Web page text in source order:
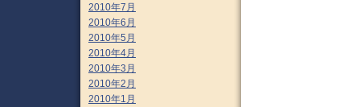
2010年7月
2010年6月
2010年5月
2010年4月
2010年3月
2010年2月
2010年1月